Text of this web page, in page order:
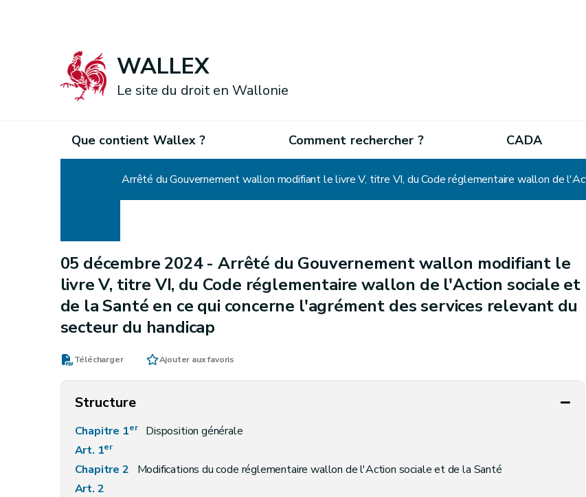
WALLEX
Le site du droit en Wallonie
Que contient Wallex ? Comment rechercher ? CADA
05 décembre 2024 -Arrêté du Gouvernement wallon modifiant le
livre V, titre VI, du Code réglementaire wallon de l'Action sociale et
de la Santé en ce qui concerne l'agrément des services relevant du
secteur du handicap
Télécharger Ajouter aux favoris
Structure
Chapitre 1er
Disposition générale
Art. 1er
Chapitre 2
Modifications du code réglementaire wallon de l'Action sociale et de la Santé
Art. 2